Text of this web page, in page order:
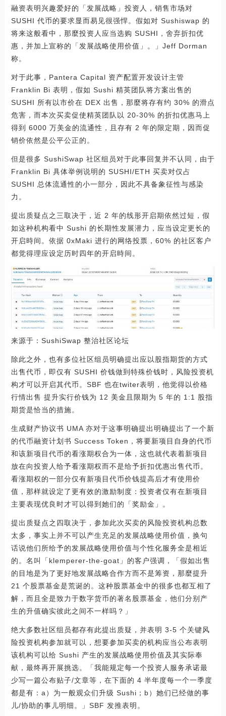
融资表明兴趣爱好的「发展战略」投资人，销售市场对
SUSHI 代币的要求显而易见很强悍。假如对 Sushiswap 的
将来这般看中，那麼投资人应当选购 SUSHI，舍弃折扣优
惠，并加上宣称的「发展战略使用价值」。」Jeff Dorman
称。
对于此事，Pantera Capital 资产配置开发设计主管
Franklin Bi 表明，假如 Sushi 精英团队将方案出售的
SUSHI 所有以市价在 DEX 出售，那麼将存有约 30% 的滑点
危害，而本次买卖促使精英团队以 20-30% 的折扣优惠马上
得到 6000 万美金的流通性，且存有 2 年的限定期，因而促
销价依然是公平公正的。
但是很多 SushiSwap 社区组员对于此事回复并不认同，由于
Franklin Bi 具体举例说明的 SUSHI/ETH 买卖对仅占
SUSHI 总体流通性的小一部分，因此不具备象征性与感染
力。
提出质疑点之三取决于，近 2 年的线形开启期依然过短，假
如这种机构看中 Sushi 的长期性发展潜力，应当设定更长的
开启時间。依据 0xMaki 进行的网络投票，60% 的社区客户
都觉得理应设定历时四年的开启時间。
来源于：SushiSwap 整治社区论坛
除此之外，也有多位社区组员明确提出应以股指期货的方式
出售代币，即仅有 SUSHI 价钱做到特殊价钱时，风险投资机
构才可以开启其代币。SBF 也在twiter表明，他觉得以价格
行情出售 提升实行价钱为 12 美金且限期为 5 年的 1:1 股指
期货是恰当的措施。
生成财产协议书 UMA 亦对于这事明确提出明确提出了一个新
的代币融资计划书 Success Token，将要新项目自身的代币
和该新项目代币的看涨期权合为一体，这也就代表着新项目
放在向投资人给予看涨期权而不是给予折扣优惠出售代币。
看涨期权的一部分仅有新项目代币价钱提高后才有使用价
值，那样就设定了更有效的激励制度：投资者仅有在新项目
主要表现优良时才可以得到她们的「奖励金」。
提出质疑点之四取决于，参加此次买卖的风险投资机构总数
太多，事实上并不可以产生充足的发展战略使用价值，换句
话说他们所给予的发展战略使用价值与个性化服务全是相近
的。名叫「klemperer-the-goat」的客户强调，「假如出售
的目地是为了更好地发展战略合作方而不是筹资，那麼提升
21 个股票基金是荒诞的。这种股票基金中的很多也都互相了
解，而且全是致力于数字货币的著名股票基金，他们分别产
生的升值确实彼此之间不一样吗？」
绝大多数社区组员都存有此提出质疑，并表明 3-5 个关键风
险投资机构参加就可以，想要参加买卖的机构应当公布表明
该机构可以给 Sushi 产生的发展战略使用价值及其实际奉
献，最终再开展挑选。「我能规定每一个投资人服务承诺最
少写一篇公布贴子/文章等，在下面的 4 半年度每一个一季度
都是有：a）为一般观众们升级 Sushi；b）她们已经做的事
儿/协助的事儿明细。」SBF 发推表明。